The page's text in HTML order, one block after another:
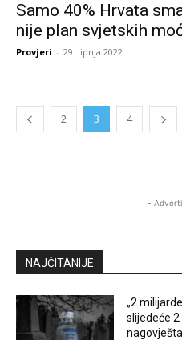
Samo 40% Hrvata
nije plan svjetskih
Provjeri - 29. lipnja 2022.
2 3 4
-
NAJČITANIJE
„2
slijedeće